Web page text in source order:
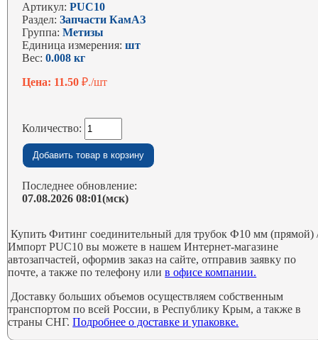
Артикул:PUC10
Раздел:Запчасти КамАЗ
Группа:Метизы
Единица измерения:шт
Вес:0.008 кг
Цена: 11.50₽./шт
Количество:
Последнее обновление:
07.08.2026 08:01(мск)
Купить Фитинг соединительный для трубок Ф10 мм (прямой)
Импорт PUC10 вы можете в нашем Интернет-магазине
автозапчастей, оформив заказ на сайте, отправив заявку по
почте, а также по телефону илив офисе компании.
Доставку больших объемов осуществляем собственным
транспортом по всей России, в Республику Крым, а также в
страны СНГ.Подробнее о доставке и упаковке.